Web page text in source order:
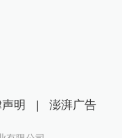
明 | 澎湃广告